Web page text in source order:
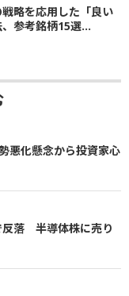
戦略を応用した「良い
参考銘柄15選...
悪化懸念から投資家心
反落 半導体株に売り